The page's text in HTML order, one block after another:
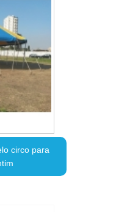
circo para